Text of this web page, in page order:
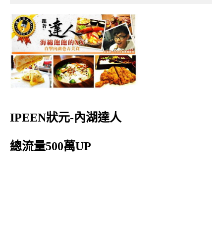
IPEEN狀元-內湖達人
總流量500萬UP